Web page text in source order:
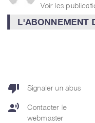
Voir les
L'ABONNEMENT
thumb_down Signaler un abus
record_voice_over
Contacter le
webmaster